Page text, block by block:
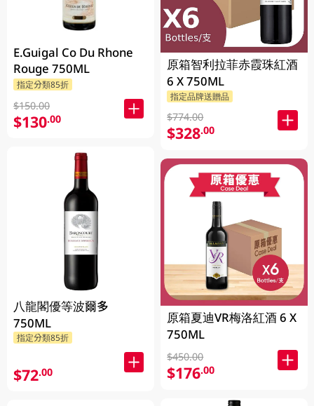
E.Guigal Co Du Rhone
Rouge 750ML
指定分類85折
$150.00
$130.00
八龍閣優等波爾多
750ML
指定分類85折
$72.00
原箱智利拉菲赤霞珠紅酒
6 X 750ML
指定品牌送贈品
$774.00
$328.00
原箱夏迪VR梅洛紅酒 6 X
750ML
$450.00
$176.00